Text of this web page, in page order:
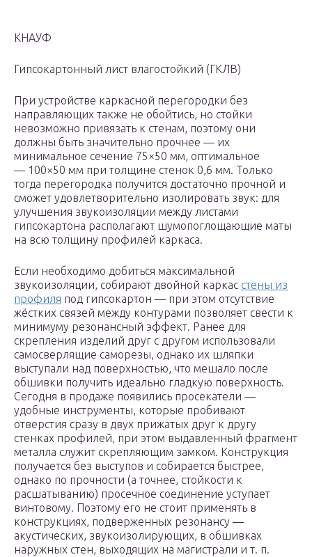
КНАУФ
Гипсокартонный лист влагостойкий (ГКЛВ)
При устройстве каркасной перегородки без
направляющих также не обойтись, но стойки
невозможно привязать к стенам, поэтому они
должны быть значительно прочнее — их
минимальное сечение 75×50 мм, оптимальное
— 100×50 мм при толщине стенок 0,6 мм. Только
тогда перегородка получится достаточно прочной и
сможет удовлетворительно изолировать звук: для
улучшения звукоизоляции между листами
гипсокартона располагают шумопоглощающие маты
на всю толщину профилей каркаса.
Если необходимо добиться максимальной
звукоизоляции, собирают двойной каркас стены из
профиля под гипсокартон — при этом отсутствие
жёстких связей между контурами позволяет свести к
минимуму резонансный эффект. Ранее для
скрепления изделий друг с другом использовали
самосверлящие саморезы, однако их шляпки
выступали над поверхностью, что мешало после
обшивки получить идеально гладкую поверхность.
Сегодня в продаже появились просекатели —
удобные инструменты, которые пробивают
отверстия сразу в двух прижатых друг к другу
стенках профилей, при этом выдавленный фрагмент
металла служит скрепляющим замком. Конструкция
получается без выступов и собирается быстрее,
однако по прочности (а точнее, стойкости к
расшатыванию) просечное соединение уступает
винтовому. Поэтому его не стоит применять в
конструкциях, подверженных резонансу —
акустических, звукоизолирующих, в обшивках
наружных стен, выходящих на магистрали и т. п.